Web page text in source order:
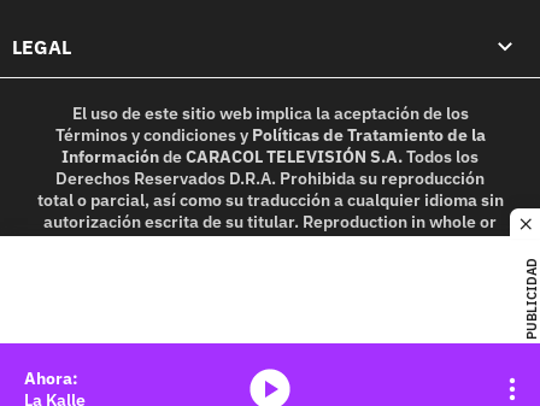
PUBLICIDAD
LEGAL
El uso de este sitio web implica la aceptación de los
Términos y condicionesy Políticas de Tratamiento de la
InformacióndeCARACOL TELEVISIÓN S.A.Todos los
Derechos Reservados D.R.A. Prohibida su reproducción
total o parcial, así como su traducción a cualquier idioma sin
autorización escrita de su titular. Reproduction in whole or
in part, or translation without written permission is
La Kalle